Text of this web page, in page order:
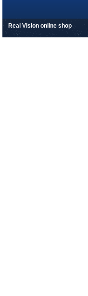
Real Vision online shop